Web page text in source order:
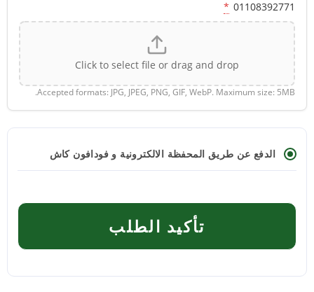
01108392771
*
Click to select file or drag and drop
Accepted formats: JPG, JPEG, PNG, GIF, WebP. Maximum size: 5MB.
الدفع عن طريق المحفظة الالكترونية و فودافون كاش
تأكيد الطلب